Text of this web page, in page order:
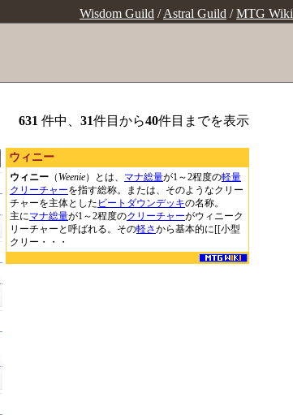
Wisdom Guild /Astral Guild /MTG Wiki
631 件中、 31件目から40件目までを表示
ウィニー
ウィニー （ Weenie）とは、 マナ総量が1～2程度の軽量
クリーチャーを指す総称。または、そのようなクリー
チャーを主体とした ビートダウンデッキの名称。
主にマナ総量が1～2程度のクリーチャーがウィニーク
リーチャーと呼ばれる。その軽さから基本的に[[小型
クリー・・・